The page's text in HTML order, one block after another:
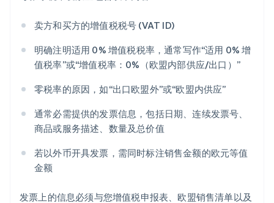
卖方和买方的增值税税号 (VAT ID)
明确注明适用 0% 增值税税率，通常写作“适用 0% 增
值税率”或“增值税率：0%（欧盟内部供应/出口）”
零税率的原因，如“出口欧盟外”或“欧盟内供应”
通常必需提供的发票信息，包括日期、连续发票号、
商品或服务描述、数量及总价值
若以外币开具发票，需同时标注销售金额的欧元等值
金额
发票上的信息必须与您增值税申报表、欧盟销售清单以及